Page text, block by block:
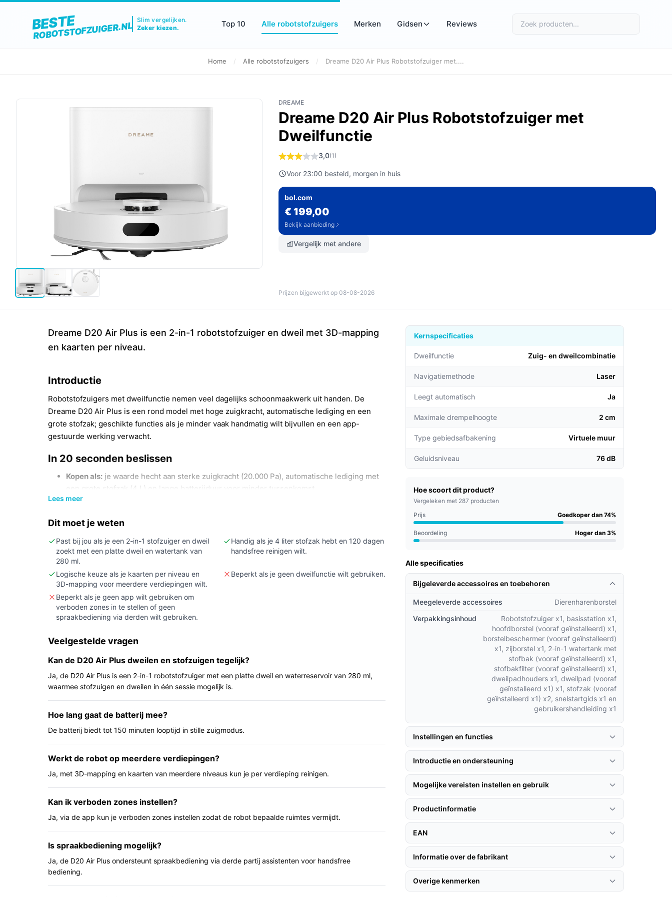
BESTE
ROBOTSTOFZUIGER.NL
Slim vergelijken.
Zeker kiezen.
Top 10 Alle robotstofzuigers Merken Gidsen Reviews
Home / Alle robotstofzuigers / Dreame D20 Air Plus Robotstofzuiger met....
DREAME
Dreame D20 Air Plus Robotstofzuiger met
Dweilfunctie
3,0(1)
Voor 23:00 besteld, morgen in huis
bol.com
€ 199,00
Bekijk aanbieding
Vergelijk met andere
Prijzen bijgewerkt op 08-08-2026
Dreame D20 Air Plus is een 2-in-1 robotstofzuiger en dweil met 3D-mapping
en kaarten per niveau.
Introductie
Robotstofzuigers met dweilfunctie nemen veel dagelijks schoonmaakwerk uit handen. De
Dreame D20 Air Plus is een rond model met hoge zuigkracht, automatische lediging en een
grote stofzak; geschikte functies als je minder vaak handmatig wilt bijvullen en een app-
gestuurde werking verwacht.
In 20 seconden beslissen
Kopen als: je waarde hecht aan sterke zuigkracht (20.000 Pa), automatische lediging met
een grote stofzak (4 L) en lange batterijduur voor minder tussenkomst.
Niet kopen als:
afstandsbediening).
Belangrijkste check:controleer of de batterijduur van 125 minuten en de automatische
lediging met 4 L stofzak aansluiten bij de grootte van je woning en je
onderhoudsvoorkeuren.
Wat je in de praktijk merkt
In huis betekent dit model minder vaak handmatig legen dankzij de grote stofzak en
automatische lediging. De hoge zuigkracht is bedoeld om zowel grof als fijn vuil aan te pakken;
bediening en kaartfunctionaliteit kun je ruimten of verboden zones instellen; er is geen fysieke
afstandsbediening. Houd rekening met het geluidsniveau tijdens gebruik en met de laadtijd van
Belangrijkste voordelen
Hoge zuigkracht (20.000 Pa): bedoeld om uiteenlopend vuil op te pakken, wat handig is bij
Grote stofzak en automatische lediging: minder vaak handmatig legen, wat tijd bespaart
als je huishouden veel schoonmaakt.
App-bediening en mapping: je kunt ruimtes en verboden zones instellen zonder fysieke
Voor wie is dit geschikt?
Huishoudens die minder vaak willen bijvullen, mensen met huisdieren die veel haren
produceren, en gebruikers die waarde hechten aan app-bediening en kaartnavigatie over
meerdere verdiepingen.
Voor wie is dit minder geschikt?
Lees meer
Dit moet je weten
Past bij jou als je een 2-in-1 stofzuiger en dweil
zoekt met een platte dweil en watertank van
280 ml.
Handig als je 4 liter stofzak hebt en 120 dagen
handsfree reinigen wilt.
Logische keuze als je kaarten per niveau en
3D-mapping voor meerdere verdiepingen wilt.
Beperkt als je geen dweilfunctie wilt gebruiken.
Beperkt als je geen app wilt gebruiken om
verboden zones in te stellen of geen
spraakbediening via derden wilt gebruiken.
Veelgestelde vragen
Kan de D20 Air Plus dweilen en stofzuigen tegelijk?
Ja, de D20 Air Plus is een 2-in-1 robotstofzuiger met een platte dweil en waterreservoir van 280 ml,
waarmee stofzuigen en dweilen in één sessie mogelijk is.
Hoe lang gaat de batterij mee?
De batterij biedt tot 150 minuten looptijd in stille zuigmodus.
Werkt de robot op meerdere verdiepingen?
Ja, met 3D-mapping en kaarten van meerdere niveaus kun je per verdieping reinigen.
Kan ik verboden zones instellen?
Ja, via de app kun je verboden zones instellen zodat de robot bepaalde ruimtes vermijdt.
Is spraakbediening mogelijk?
Ja, de D20 Air Plus ondersteunt spraakbediening via derde partij assistenten voor handsfree
bediening.
Kernspecificaties
Dweilfunctie Zuig- en dweilcombinatie​
Navigatiemethode Laser
Leegt automatisch Ja
Maximale drempelhoogte 2 cm
Type gebiedsafbakening Virtuele muur
Geluidsniveau 76 dB
Hoe scoort dit product?
Vergeleken met 287 producten
Prijs
Goedkoper dan 74%
Beoordeling Hoger dan 3%
Alle specificaties
Bijgeleverde accessoires en toebehoren
Meegeleverde accessoires
Dierenharenborstel
Verpakkingsinhoud
Robotstofzuiger x1, basisstation x1,
hoofdborstel (vooraf geïnstalleerd) x1,
borstelbeschermer (vooraf geïnstalleerd)
x1, zijborstel x1, 2-in-1 watertank met
stofbak (vooraf geïnstalleerd) x1,
stofbakfilter (vooraf geïnstalleerd) x1,
dweilpadhouders x1, dweilpad (vooraf
geïnstalleerd x1) x1, stofzak (vooraf
geïnstalleerd x1) x2, snelstartgids x1 en
gebruikershandleiding x1
Instellingen en functies
Introductie en ondersteuning
Mogelijke vereisten instellen en gebruik
Productinformatie
EAN
Informatie over de fabrikant
Overige kenmerken